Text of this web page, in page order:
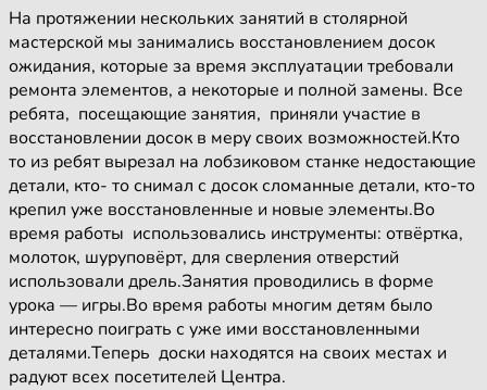
На протяжении нескольких занятий в столярной
мастерской мы занимались восстановлением досок
ожидания, которые за время эксплуатации требовали
ремонта элементов, а некоторые и полной замены. Все
ребята, посещающие занятия, приняли участие в
восстановлении досок в меру своих возможностей.Кто
то из ребят вырезал на лобзиковом станке недостающие
детали, кто- то снимал с досок сломанные детали, кто-то
крепил уже восстановленные и новые элементы.Во
время работы использовались инструменты: отвёртка,
молоток, шуруповёрт, для сверления отверстий
использовали дрель.Занятия проводились в форме
урока — игры.Во время работы многим детям было
интересно поиграть с уже ими восстановленными
деталями.Теперь доски находятся на своих местах и
радуют всех посетителей Центра.